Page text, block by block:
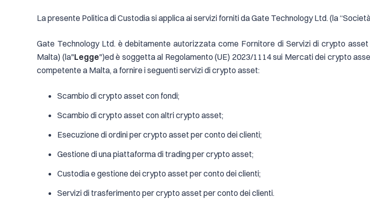
La presente Politica di Custodia si applica ai servizi forniti da Gate Technology Ltd. (la
Gate Technology Ltd. è debitamente autorizzata come Fornitore di Servizi di crypto
Malta) (la"Legge")ed è soggetta al Regolamento (UE) 2023/1114 sui Mercati dei crypto
competente a Malta, a fornire i seguenti servizi di crypto asset:
Scambio di crypto asset con fondi;
Scambio di crypto asset con altri crypto asset;
Esecuzione di ordini per crypto asset per conto dei clienti;
Gestione di una piattaforma di trading per crypto asset;
Custodia e gestione dei crypto asset per conto dei clienti;
Servizi di trasferimento per crypto asset per conto dei clienti.